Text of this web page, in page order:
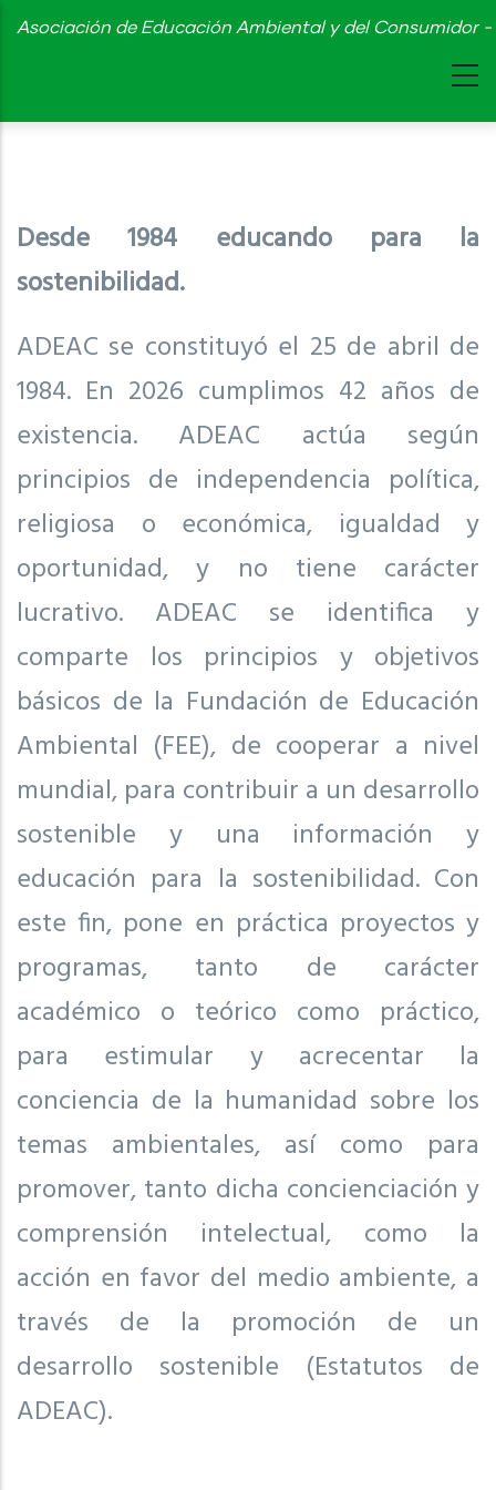
Skip
content
Asociación de Educación Ambiental y del Consumidor
Desde 1984 educando para la
sostenibilidad.
ADEAC se constituyó el 25 de abril de
1984. En 2026 cumplimos 42 años de
existencia. ADEAC actúa según
principios de independencia política,
religiosa o económica, igualdad y
oportunidad, y no tiene carácter
lucrativo. ADEAC se identifica y
comparte los principios y objetivos
básicos de la Fundación de Educación
Ambiental (FEE), de cooperar a nivel
mundial, para contribuir a un desarrollo
sostenible y una información y
educación para la sostenibilidad. Con
este fin, pone en práctica proyectos y
programas, tanto de carácter
académico o teórico como práctico,
para estimular y acrecentar la
conciencia de la humanidad sobre los
temas ambientales, así como para
promover, tanto dicha concienciación y
comprensión intelectual, como la
acción en favor del medio ambiente, a
través de la promoción de un
desarrollo sostenible (Estatutos de
ADEAC).